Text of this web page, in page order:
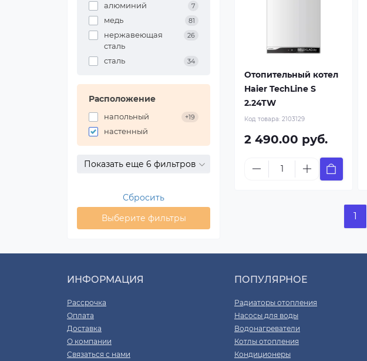
алюминий 7
медь 81
нержавеющая
сталь
26
сталь 34
Расположение
напольный +19
настенный
Показать еще 6 фильтров
Сбросить
Выберите фильтры
Отопительный котел
Haier TechLine S
2.24TW
Код товара: 2103129
2 490.00 руб.
1
ИНФОРМАЦИЯ
Рассрочка
Оплата
Доставка
О компании
Связаться с нами
ПОПУЛЯРНОЕ
Радиаторы отопления
Насосы для воды
Водонагреватели
Котлы отопления
Кондиционеры